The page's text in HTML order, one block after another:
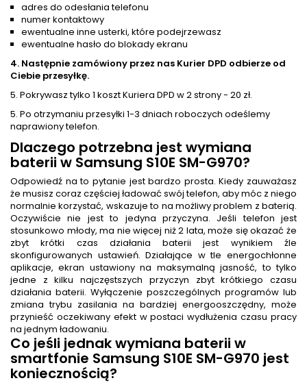
adres do odesłania telefonu
numer kontaktowy
ewentualne inne usterki, które podejrzewasz
ewentualne hasło do blokady ekranu
4. Następnie zamówiony przez nas Kurier DPD odbierze od
Ciebie przesyłkę.
5. Pokrywasz tylko 1 koszt Kuriera DPD w 2 strony - 20 zł.
5. Po otrzymaniu przesyłki 1-3 dniach roboczych odeślemy
naprawiony telefon.
Dlaczego potrzebna jest wymiana
baterii w Samsung S10E SM-G970?
Odpowiedź na to pytanie jest bardzo prosta. Kiedy zauważasz
że musisz coraz częściej ładować swój telefon, aby móc z niego
normalnie korzystać, wskazuje to na możliwy problem z baterią.
Oczywiście nie jest to jedyna przyczyna. Jeśli telefon jest
stosunkowo młody, ma nie więcej niż 2 lata, może się okazać że
zbyt krótki czas działania baterii jest wynikiem źle
skonfigurowanych ustawień. Działające w tle energochłonne
aplikacje, ekran ustawiony na maksymalną jasność, to tylko
jedne z kilku najczęstszych przyczyn zbyt krótkiego czasu
działania baterii. Wyłączenie poszczególnych programów lub
zmiana trybu zasilania na bardziej energooszczędny, może
przynieść oczekiwany efekt w postaci wydłużenia czasu pracy
na jednym ładowaniu.
Co jeśli jednakwymiana baterii w
smartfonie Samsung S10E SM-G970 jest
koniecznością?